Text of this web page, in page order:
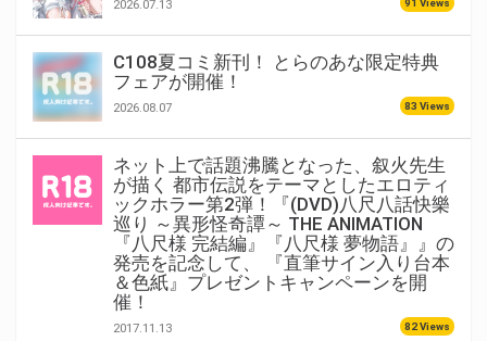
2026.07.13 91 Views
C108夏コミ新刊！ とらのあな限定特典
フェアが開催！
2026.08.07 83 Views
ネット上で話題沸騰となった、叙火先生
が描く 都市伝説をテーマとしたエロティ
ックホラー第2弾！『(DVD)八尺八話快樂
巡り ～異形怪奇譚～ THE ANIMATION
『八尺様 完結編』『八尺様 夢物語』』の
発売を記念して、 『直筆サイン入り台本
＆色紙』プレゼントキャンペーンを開
催！
2017.11.13 82 Views